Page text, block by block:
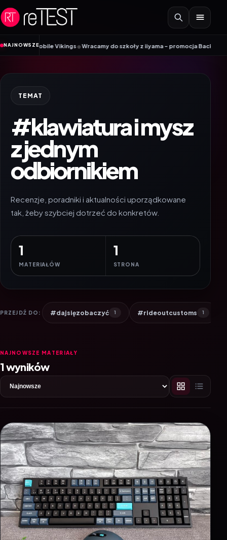
Przejdź do treści
NAJNOWSZE
Mobile Vikings•Wracamy do szkoły z iiyama – promocja Back to School
TEMAT
#klawiatura i mysz
z jednym
odbiornikiem
Recenzje, poradniki i aktualności uporządkowane
tak, żeby szybciej dotrzeć do konkretów.
1
MATERIAŁÓW
1
STRONA
PRZEJDŹ DO: #dajsięzobaczyć 1 #rideoutcustoms 1
NAJNOWSZE MATERIAŁY
1 wyników